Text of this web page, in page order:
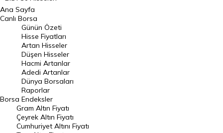
BIST 100 Hisseleri
En Çok Artan Hisseler
En Çok Düşen Hisseler
Hacmi Artanlar
Geçmiş Kapanışlar
Dünya Borsaları
Raporlar
Endeksler
Ana Sayfa
Canlı Borsa
Borsa
Günün Özeti
Hisse Fiyatları
Artan Hisseler
Düşen Hisseler
Hacmi Artanlar
Adedi Artanlar
Dünya Borsaları
Raporlar
Endeksler
Gram Altın Fiyatı
Çeyrek Altın Fiyatı
Cumhuriyet Altını Fiyatı